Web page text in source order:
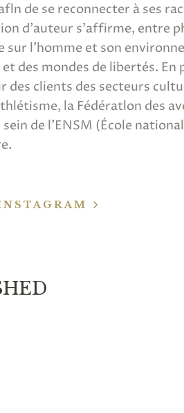
de se reconnecter à ses
d’auteur s’affirme, entre
l’homme et son
des mondes de libertés. En
des clients des secteurs
la Fédératlon des
de l’ENSM (École